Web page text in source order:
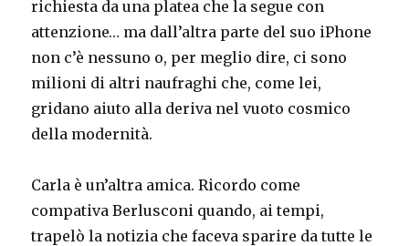
richiesta da una platea che la segue con
attenzione… ma dall’altra parte del suo iPhone
non c’è nessuno o, per meglio dire, ci sono
milioni di altri naufraghi che, come lei,
gridano aiuto alla deriva nel vuoto cosmico
della modernità.
Carla è un’altra amica. Ricordo come
compativa Berlusconi quando, ai tempi,
trapelò la notizia che faceva sparire da tutte le